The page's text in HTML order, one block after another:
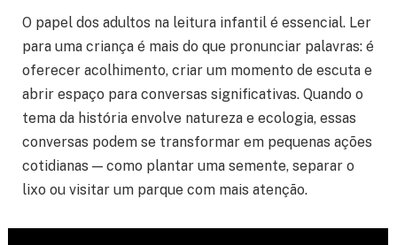
O papel dos adultos na leitura infantil é essencial. Ler
para uma criança é mais do que pronunciar palavras: é
oferecer acolhimento, criar um momento de escuta e
abrir espaço para conversas significativas. Quando o
tema da história envolve natureza e ecologia, essas
conversas podem se transformar em pequenas ações
cotidianas — como plantar uma semente, separar o
lixo ou visitar um parque com mais atenção.